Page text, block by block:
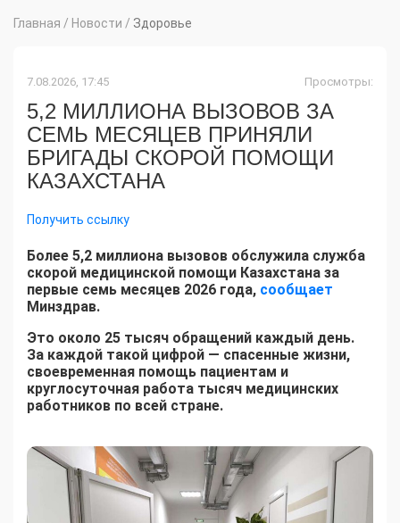
Главная / Новости / Здоровье
7.08.2026, 17:45 Просмотры:
5,2 МИЛЛИОНА ВЫЗОВОВ ЗА
СЕМЬ МЕСЯЦЕВ ПРИНЯЛИ
БРИГАДЫ СКОРОЙ ПОМОЩИ
КАЗАХСТАНА
Получить ссылку
Более 5,2 миллиона вызовов обслужила служба
скорой медицинской помощи Казахстана за
первые семь месяцев 2026 года, сообщает
Минздрав.
Это около 25 тысяч обращений каждый день.
За каждой такой цифрой — спасенные жизни,
своевременная помощь пациентам и
круглосуточная работа тысяч медицинских
работников по всей стране.